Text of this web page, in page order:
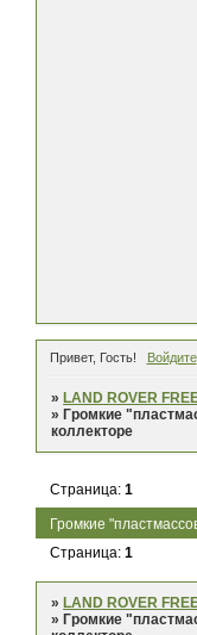
Привет, Гость! Войдите
» LAND ROVER
» Громкие
коллекторе
Громкие
Страница:1
Страница:1
»LAND ROVER
»Громкие